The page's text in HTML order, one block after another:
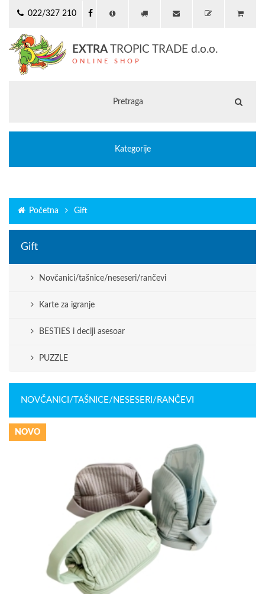
022/327 210
EXTRA TROPIC TRADE d.o.o.
ONLINE SHOP
Kategorije
Početna Gift
Gift
Novčanici/tašnice/neseseri/rančevi
Karte za igranje
BESTIES i deciji asesoar
PUZZLE
NOVČANICI/TAŠNICE/NESESERI/RANČEVI
NOVO